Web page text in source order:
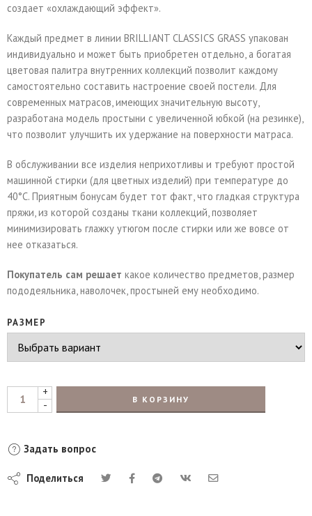
создает «охлаждающий эффект».
Каждый предмет в линии BRILLIANT CLASSICS GRASS упакован
индивидуально и может быть приобретен отдельно, а богатая
цветовая палитра внутренних коллекций позволит каждому
самостоятельно составить настроение своей постели. Для
современных матрасов, имеющих значительную высоту,
разработана модель простыни с увеличенной юбкой (на резинке),
что позволит улучшить их удержание на поверхности матраса.
В обслуживании все изделия неприхотливы и требуют простой
машинной стирки (для цветных изделий) при температуре до
40°С. Приятным бонусам будет тот факт, что гладкая структура
пряжи, из которой созданы ткани коллекций, позволяет
минимизировать глажку утюгом после стирки или же вовсе от
нее отказаться.
Покупатель сам решает какое количество предметов, размер
пододеяльника, наволочек, простыней ему необходимо.
РАЗМЕР
+
-
В КОРЗИНУ
Задать вопрос
Поделиться